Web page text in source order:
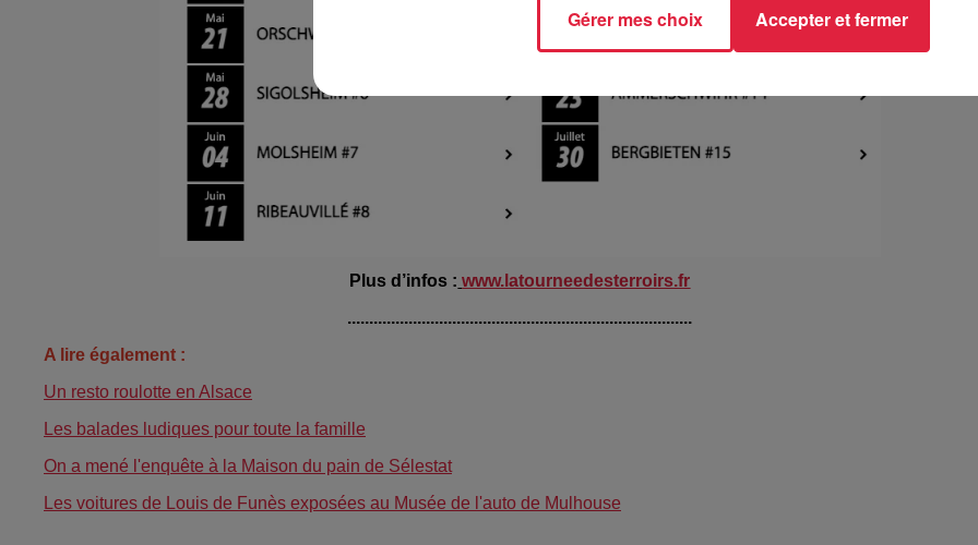
Plus d’infos : www.latourneedesterroirs.fr
...............................................................................
A lire également :
Un resto roulotte en Alsace
Les balades ludiques pour toute la famille
On a mené l'enquête à la Maison du pain de Sélestat
Les voitures de Louis de Funès exposées au Musée de l'auto de Mulhouse
Gérer mes choix Accepter et fermer